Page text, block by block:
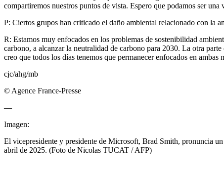
compartiremos nuestros puntos de vista. Espero que podamos ser una
P: Ciertos grupos han criticado el daño ambiental relacionado con la
R: Estamos muy enfocados en los problemas de sostenibilidad
carbono, a alcanzar la neutralidad de carbono para 2030. La otra
creo que todos los días tenemos que permanecer enfocados en ambas
cjc/ahg/mb
© Agence France-Presse
—
Imagen:
El vicepresidente y presidente de Microsoft, Brad Smith, pronuncia
abril de 2025. (Foto de Nicolas TUCAT / AFP)